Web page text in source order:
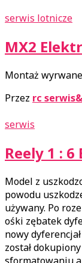
serwis lotnicze
MX2
Montaż
Przez rc
serwis
Reely 1 : 6
Model z
powodu
używany. Po
ośki zębatek
nowy
został